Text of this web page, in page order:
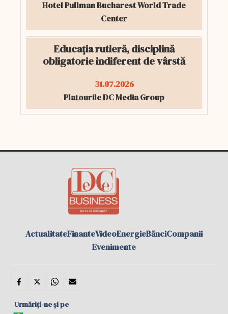
Hotel Pullman Bucharest World Trade
Center
Educația rutieră, disciplină
obligatorie indiferent de vârstă
31.07.2026
Platourile DC Media Group
ActualitateFinanteVideoEnergieBănciCompanii
Evenimente
Urmăriți-ne și pe